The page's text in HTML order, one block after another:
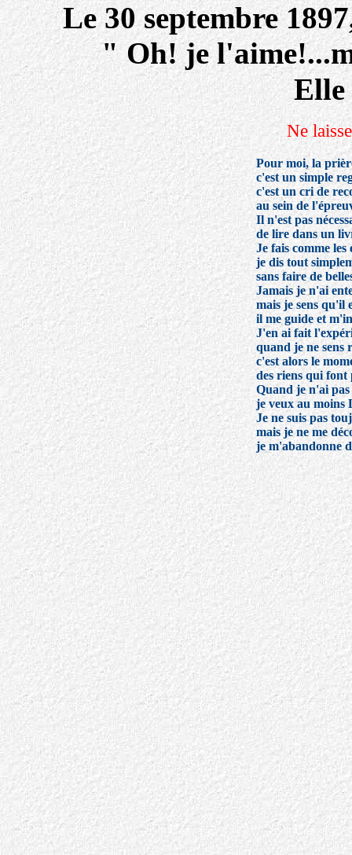
Le 30 septembre
" Oh! je
Elle
Ne laisse
Pour moi, la
c'est un simple
c'est un cri de
au sein de
Il n'est pas
de lire dans un
Je fais comme
je dis tout
sans faire de
Jamais je n'ai
mais je sens qu'il
il me guide et
J'en ai fait
quand je ne sens
c'est alors le
des riens qui font
Quand je n'ai pas
je veux au moins
Je ne suis pas
mais je ne me
je m'abandonne